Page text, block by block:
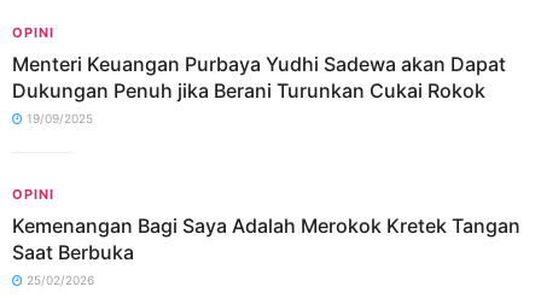
OPINI
Menteri Keuangan Purbaya Yudhi Sadewa akan Dapat
Dukungan Penuh jika Berani Turunkan Cukai Rokok
19/09/2025
OPINI
Kemenangan Bagi Saya Adalah Merokok Kretek Tangan
Saat Berbuka
25/02/2026